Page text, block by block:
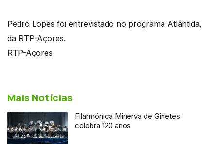
Pedro Lopes foi entrevistado no programa Atlântida,
da RTP-Açores.
RTP-Açores
Mais Notícias
Filarmónica Minerva de Ginetes
celebra 120 anos